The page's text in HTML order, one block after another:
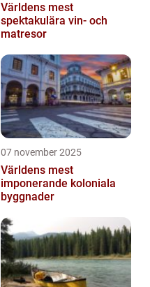
Världens mest
spektakulära vin- och
matresor
07 november 2025
Världens mest
imponerande koloniala
byggnader